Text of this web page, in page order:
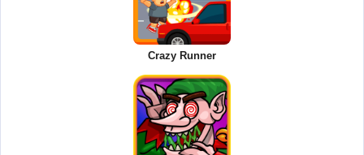
Crazy Runner